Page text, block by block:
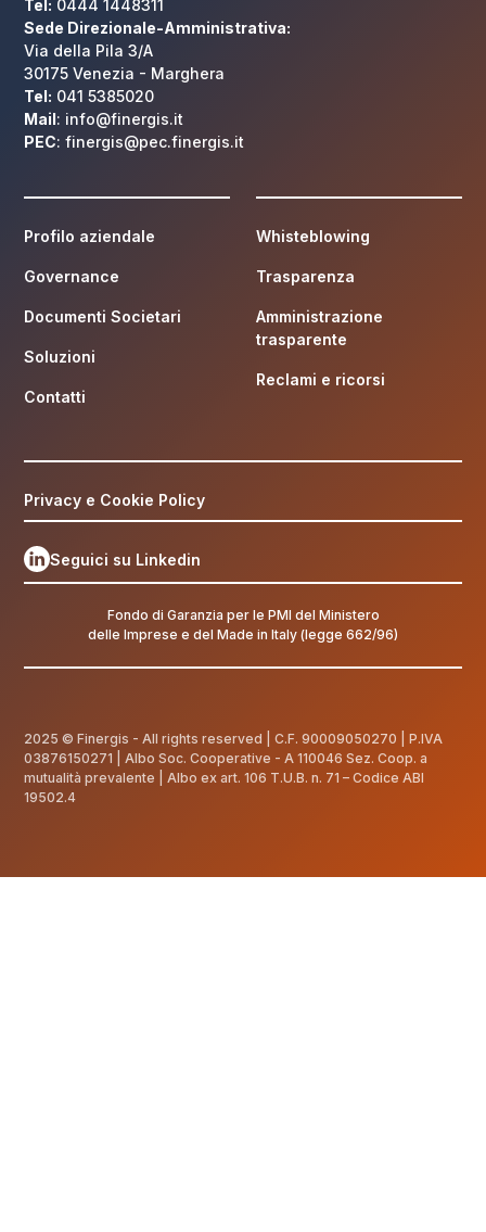
Tel: 0444 1448311
Sede Direzionale-Amministrativa:
Via della Pila 3/A
30175 Venezia - Marghera
Tel: 041 5385020
Mail: info@finergis.it
PEC: finergis@pec.finergis.it
Profilo aziendale
Governance
Documenti Societari
Soluzioni
Contatti
Whisteblowing
Trasparenza
Amministrazione
trasparente
Reclami e ricorsi
Privacy e Cookie Policy
Seguici su Linkedin
Fondo di Garanzia per le PMI del Ministero
delle Imprese e del Made in Italy (legge 662/96)
2025 © Finergis - All rights reserved | C.F.90009050270 | P.IVA
03876150271 | Albo Soc. Cooperative - A 110046 Sez. Coop. a
mutualità prevalente | Albo ex art. 106 T.U.B. n. 71 – Codice ABI
19502.4